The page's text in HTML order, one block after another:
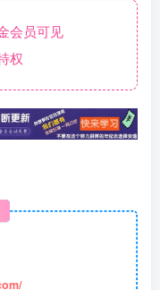
会员可见
权